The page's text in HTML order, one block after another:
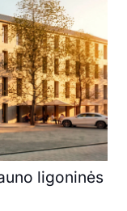
ligoninės